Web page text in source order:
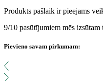
Produkts pašlaik ir pieejams
9/10 pasūtījumiem mēs izsūtam
Pievieno savam pirkumam: